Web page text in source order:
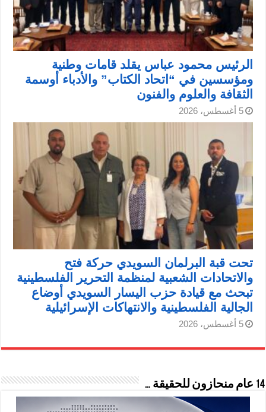
الرئيس محمود عباس يقلد قامات وطنية
ومؤسسين في “اتحاد الكتاب” والأدباء أوسمة
الثقافة والعلوم والفنون
5 أغسطس، 2026
تحت قبة البرلمان السويدي حركة فتح
والاتحادات الشعبية لمنظمة التحرير الفلسطينية
تبحث مع قيادة حزب اليسار السويدي أوضاع
الجالية الفلسطينية والانتهاكات الإسرائيلية
5 أغسطس، 2026
14 عام منحازون للحقيقة …